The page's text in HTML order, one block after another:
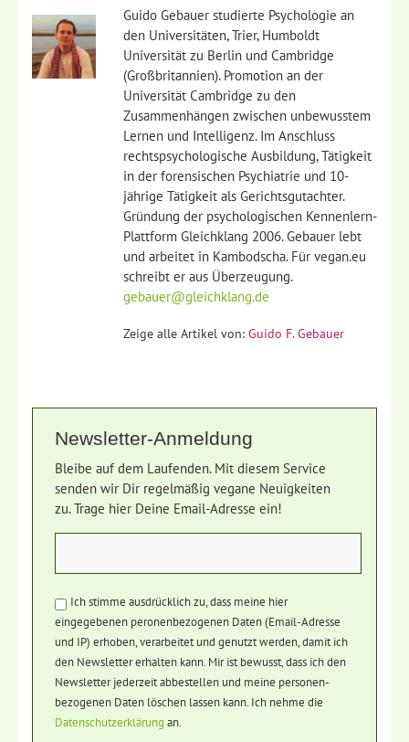
Guido Gebauer studierte Psychologie an
den Universitäten, Trier, Humboldt
Universität zu Berlin und Cambridge
(Großbritannien). Promotion an der
Universität Cambridge zu den
Zusammenhängen zwischen unbewusstem
Lernen und Intelligenz. Im Anschluss
rechtspsychologische Ausbildung, Tätigkeit
in der forensischen Psychiatrie und 10-
jährige Tätigkeit als Gerichtsgutachter.
Gründung der psychologischen Kennenlern-
Plattform Gleichklang 2006. Gebauer lebt
und arbeitet in Kambodscha. Für vegan.eu
schreibt er aus Überzeugung.
gebauer@gleichklang.de
Zeige alle Artikel von: Guido F. Gebauer
Newsletter-Anmeldung
Bleibe auf dem Laufenden. Mit diesem Service
senden wir Dir regelmäßig vegane Neuigkeiten
zu. Trage hier Deine Email-Adresse ein!
Ich stimme ausdrücklich zu, dass meine hier
eingegebenen peronenbezogenen Daten (Email-Adresse
und IP) erhoben, verarbeitet und genutzt werden, damit ich
den Newsletter erhalten kann. Mir ist bewusst, dass ich den
Newsletter jederzeit abbestellen und meine personen-
bezogenen Daten löschen lassen kann. Ich nehme die
Datenschutzerklärung an.